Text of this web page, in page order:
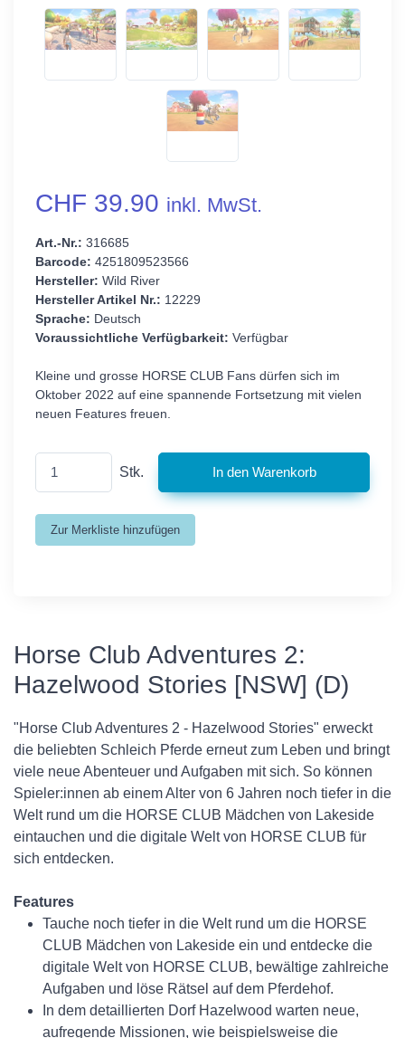
CHF 39.90 inkl. MwSt.
Art.-Nr.: 316685
Barcode: 4251809523566
Hersteller: Wild River
Hersteller Artikel Nr.: 12229
Sprache: Deutsch
Voraussichtliche Verfügbarkeit: Verfügbar
Kleine und grosse HORSE CLUB Fans dürfen sich im
Oktober 2022 auf eine spannende Fortsetzung mit vielen
neuen Features freuen.
Stk.
Horse Club Adventures 2:
Hazelwood Stories [NSW] (D)
"Horse Club Adventures 2 - Hazelwood Stories" erweckt
die beliebten Schleich Pferde erneut zum Leben und bringt
viele neue Abenteuer und Aufgaben mit sich. So können
Spieler:innen ab einem Alter von 6 Jahren noch tiefer in die
Welt rund um die HORSE CLUB Mädchen von Lakeside
eintauchen und die digitale Welt von HORSE CLUB für
sich entdecken.
Features
Tauche noch tiefer in die Welt rund um die HORSE
CLUB Mädchen von Lakeside ein und entdecke die
digitale Welt von HORSE CLUB, bewältige zahlreiche
Aufgaben und löse Rätsel auf dem Pferdehof.
In dem detaillierten Dorf Hazelwood warten neue,
aufregende Missionen, wie beispielsweise die